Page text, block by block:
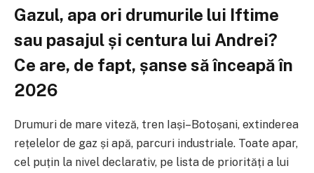
Gazul, apa ori drumurile lui Iftime
sau pasajul și centura lui Andrei?
Ce are, de fapt, șanse să înceapă în
2026
Drumuri de mare viteză, tren Iași–Botoșani, extinderea
rețelelor de gaz și apă, parcuri industriale. Toate apar,
cel puțin la nivel declarativ, pe lista de priorități a lui